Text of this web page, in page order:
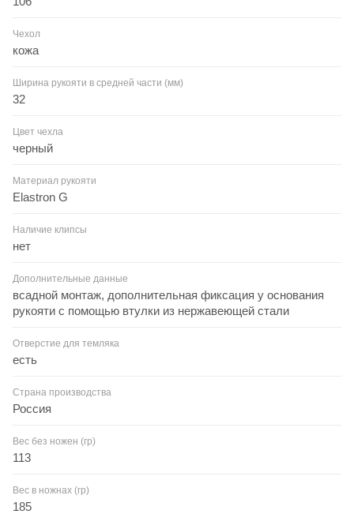
Чехол
кожа
Ширина рукояти в средней части (мм)
32
Цвет чехла
черный
Материал рукояти
Elastron G
Наличие клипсы
нет
Дополнительные данные
всадной монтаж, дополнительная фиксация у основания
рукояти с помощью втулки из нержавеющей стали
Отверстие для темляка
есть
Страна производства
Россия
Вес без ножен (гр)
113
Вес в ножнах (гр)
185